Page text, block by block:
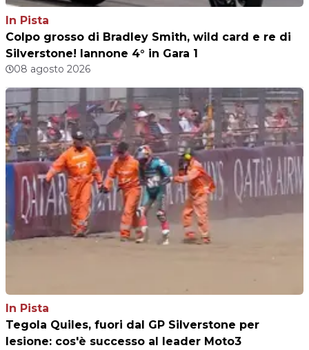
In Pista
Colpo grosso di Bradley Smith, wild card e re di
Silverstone! Iannone 4° in Gara 1
08 agosto 2026
In Pista
Tegola Quiles, fuori dal GP Silverstone per
lesione: cos'è successo al leader Moto3